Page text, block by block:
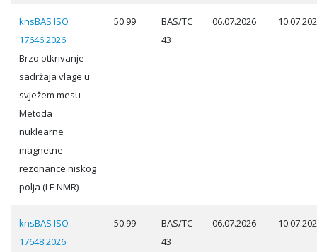
knsBAS ISO
17646:2026
Brzo otkrivanje
sadržaja vlage u
svježem mesu -
Metoda
nuklearne
magnetne
rezonance niskog
polja (LF-NMR)
50.99
BAS/TC
43
06.07.2026
knsBAS ISO
17648:2026
50.99
BAS/TC
43
06.07.2026